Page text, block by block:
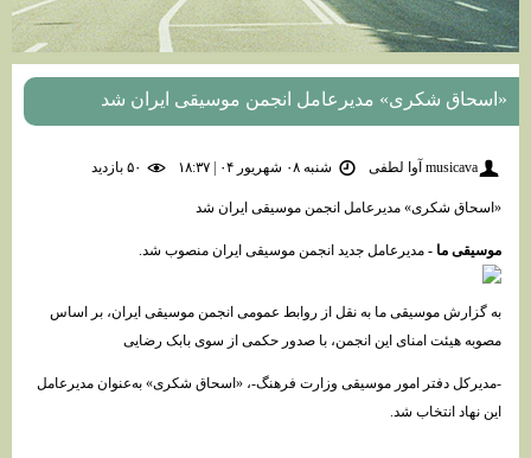
«اسحاق شکری» مدیرعامل انجمن موسیقی ایران شد
musicava آوا لطفی شنبه ۰۸ شهریور ۰۴ | ۱۸:۳۷ ۵۰ بازديد
«اسحاق شکری» مدیرعامل انجمن موسیقی ایران شد
موسیقی ما -مدیرعامل جدید انجمن موسیقی ایران منصوب شد.
به گزارش موسیقی ما به نقل از روابط عمومی انجمن موسیقی ایران، بر اساس
مصوبه هیئت امنای این انجمن، با صدور حکمی از سوی بابک رضایی
-مدیرکل دفتر امور موسیقی وزارت فرهنگ-، «اسحاق شکری» به‌عنوان مدیرعامل
این نهاد انتخاب شد.